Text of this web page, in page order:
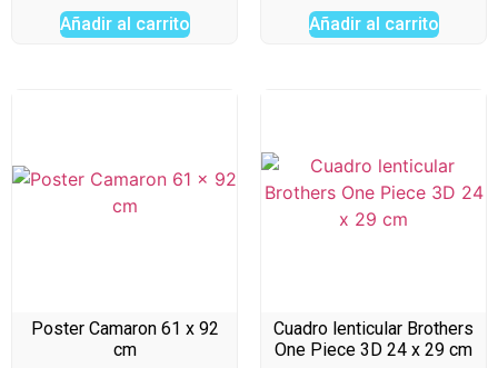
Añadir al carrito Añadir al carrito
Poster Camaron 61 x 92
cm
Cuadro lenticular Brothers
One Piece 3D 24 x 29 cm